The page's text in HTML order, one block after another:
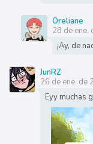
Oreliane
28 de ene.
¡Ay, de
JunRZ
26 de ene. de
Eyy muchas